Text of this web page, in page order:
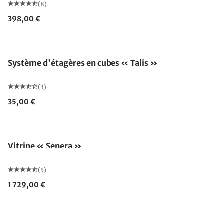
(8)
398,00 €
Système d'étagères en cubes « Talis »
(3)
35,00 €
Vitrine « Senera »
(5)
1 729,00 €